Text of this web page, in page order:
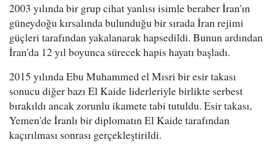
2003 yılında bir grup cihat yanlısı isimle beraber İran'ın
güneydoğu kırsalında bulunduğu bir sırada İran rejimi
güçleri tarafından yakalanarak hapsedildi. Bunun ardından
İran'da 12 yıl boyunca sürecek hapis hayatı başladı.
2015 yılında Ebu Muhammed el Mısri bir esir takası
sonucu diğer bazı El Kaide liderleriyle birlikte serbest
bırakıldı ancak zorunlu ikamete tabi tutuldu. Esir takası,
Yemen'de İranlı bir diplomatın El Kaide tarafından
kaçırılması sonrası gerçekleştirildi.